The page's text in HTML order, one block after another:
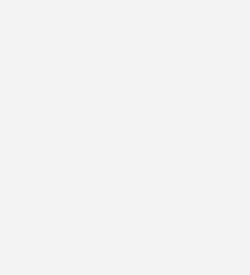
massiv unterstützt werden, ohne dass der
preiswerter würde, wie das bei der
der Fall ist. Dieser wird kontinuierlich
Dauersubventionierung ist eigentlich kein
sich auf baldigen Wasserstoff-
teures Erdgas
Technologien die neue Bundesregierung
von preiswertem Strom